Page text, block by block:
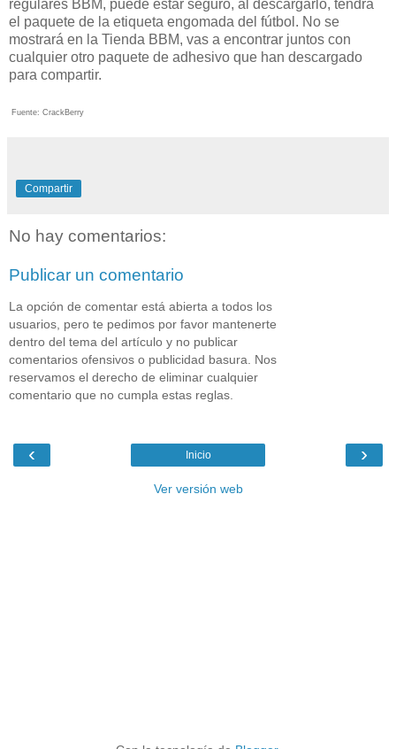
regulares BBM, puede estar seguro, al descargarlo, tendrá
el paquete de la etiqueta engomada del fútbol. No se
mostrará en la Tienda BBM, vas a encontrar juntos con
cualquier otro paquete de adhesivo que han descargado
para compartir.
Fuente: CrackBerry
Compartir
No hay comentarios:
Publicar un comentario
La opción de comentar está abierta a todos los
usuarios, pero te pedimos por favor mantenerte
dentro del tema del artículo y no publicar
comentarios ofensivos o publicidad basura. Nos
reservamos el derecho de eliminar cualquier
comentario que no cumpla estas reglas.
‹ ›
Inicio
Ver versión web